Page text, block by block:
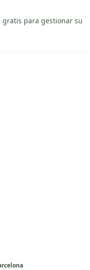
gratis para gestionar su